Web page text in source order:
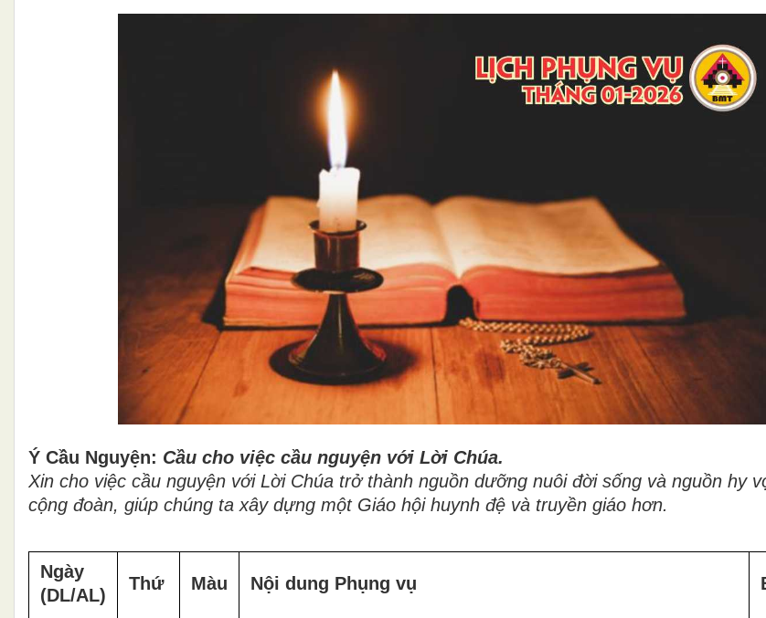
Ý Cầu Nguyện: Cầu cho việc cầu nguyện với Lời Chúa.
Xin cho việc cầu nguyện với Lời Chúa trở thành nguồn dưỡng nuôi đời sống và nguồn hy
cộng đoàn, giúp chúng ta xây dựng một Giáo hội huynh đệ và truyền giáo hơn.
Ngày
(DL/AL)
Thứ Màu Nội dung Phụng vụ